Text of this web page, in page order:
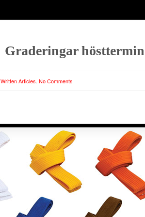
Graderingar hösttermin
Written Articles No Comments